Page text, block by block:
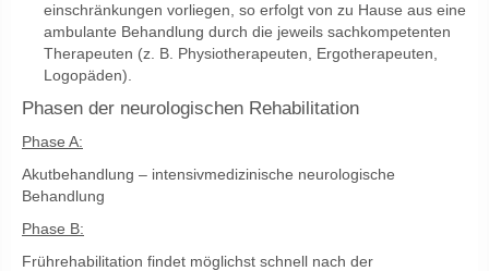
einschränkungen vorliegen, so erfolgt von zu Hause aus eine
ambulante Behandlung durch die jeweils sachkompetenten
Therapeuten (z. B. Physiotherapeuten, Ergotherapeuten,
Logopäden).
Phasen der neurologischen Rehabilitation
Phase A:
Akutbehandlung – intensivmedizinische neurologische
Behandlung
Phase B:
Frührehabilitation findet möglichst schnell nach der